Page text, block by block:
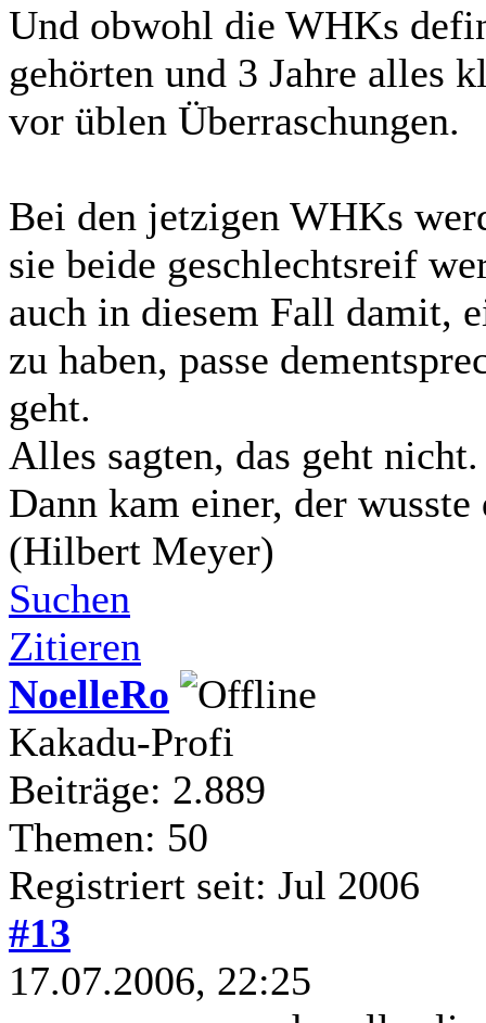
Und obwohl die WHKs
gehörten und 3 Jahre alles
vor üblen Überraschungen.
Bei den jetzigen WHKs
sie beide geschlechtsreif
auch in diesem Fall damit,
zu haben, passe
geht.
Alles sagten, das geht nicht.
Dann kam einer, der
(Hilbert Meyer)
Suchen
Zitieren
NoelleRo
Kakadu-Profi
Beiträge: 2.889
Themen: 50
Registriert seit: Jul 2006
#13
17.07.2006, 22:25